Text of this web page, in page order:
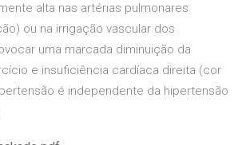
alta nas artérias pulmonares
ou na irrigação vascular dos
uma marcada diminuição da
e insuficiência cardíaca direita (cor
é independente da hipertensão